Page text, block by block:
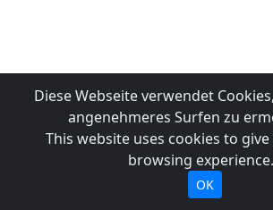
Diese Webseite verwendet
angenehmeres Surfen zu
This website uses cookies to
browsing experience.
OK